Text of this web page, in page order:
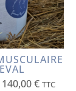
140,00€ TTC